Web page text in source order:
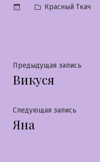
Опубликовано
Красный Ткач
Навигация
по
записям
Предыдущая запись
Викуся
Следующая запись
Яна